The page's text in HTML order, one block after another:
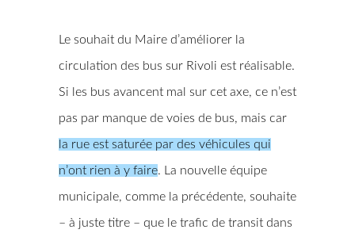
Le souhait du Maire d’améliorer la
circulation des bus sur Rivoli est réalisable.
Si les bus avancent mal sur cet axe, ce n’est
pas par manque de voies de bus, mais car
la rue est saturée par des véhicules qui
n’ont rien à y faire. La nouvelle équipe
municipale, comme la précédente, souhaite
– à juste titre – que le trafic de transit dans